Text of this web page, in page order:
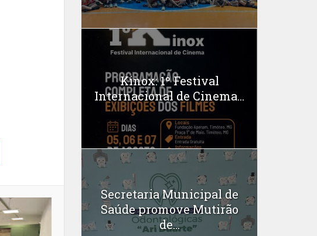
Kinox: 1º Festival
Internacional de Cinema...
Secretaria Municipal de
Saúde promove Mutirão
de...